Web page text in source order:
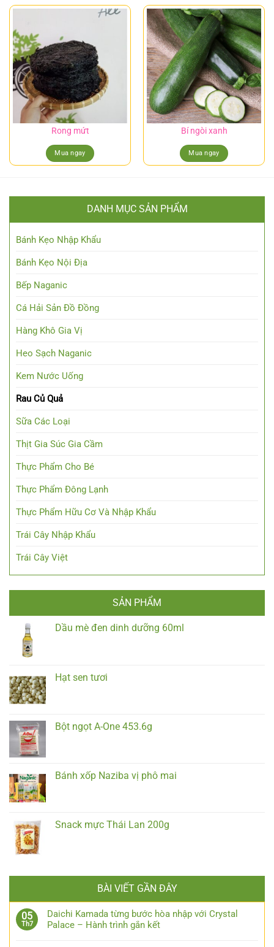
Rong mứt
Mua ngay
Bí ngòi xanh
Mua ngay
DANH MỤC SẢN PHẨM
Bánh Kẹo Nhập Khẩu
Bánh Kẹo Nội Địa
Bếp Naganic
Cá Hải Sản Đồ Đồng
Hàng Khô Gia Vị
Heo Sạch Naganic
Kem Nước Uống
Rau Củ Quả
Sữa Các Loại
Thịt Gia Súc Gia Cầm
Thực Phẩm Cho Bé
Thực Phẩm Đông Lạnh
Thực Phẩm Hữu Cơ Và Nhập Khẩu
Trái Cây Nhập Khẩu
Trái Cây Việt
SẢN PHẨM
Dầu mè đen dinh dưỡng 60ml
Hạt sen tươi
Bột ngọt A-One 453.6g
Bánh xốp Naziba vị phô mai
Snack mực Thái Lan 200g
BÀI VIẾT GẦN ĐÂY
05
Th7
Daichi Kamada từng bước hòa nhập với Crystal
Palace – Hành trình gắn kết